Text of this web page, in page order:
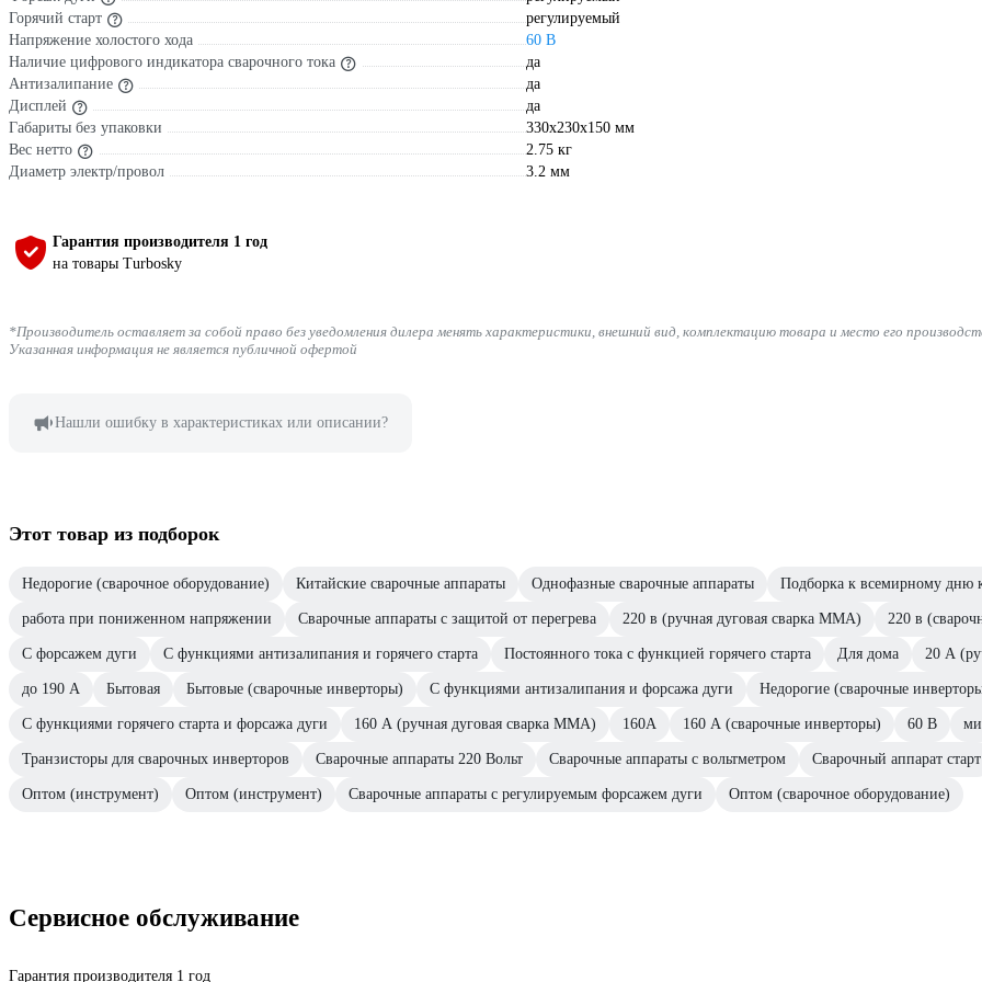
Горячий старт
регулируемый
Напряжение холостого хода
60 В
Наличие цифрового индикатора сварочного тока
да
Антизалипание
да
Дисплей
да
Габариты без упаковки
330x230x150 мм
Вес нетто
2.75 кг
Диаметр электр/провол
3.2 мм
Гарантия производителя 1 год
на товары Turbosky
*Производитель оставляет за собой право без уведомления дилера менять характеристики, внешний вид, комплектацию товара и место его
Указанная информация не является публичной офертой
Нашли ошибку в характеристиках или описании?
Этот товар из подборок
Недорогие (сварочное оборудование) Китайские сварочные аппараты Однофазные сварочные аппараты Подборка к всемирному дню
работа при пониженном напряжении Сварочные аппараты с защитой от перегрева 220 в (ручная дуговая сварка MMA) 220 в
С форсажем дуги С функциями антизалипания и горячего старта Постоянного тока с функцией горячего старта Для дома 20 А
до 190 А Бытовая Бытовые (сварочные инверторы) С функциями антизалипания и форсажа дуги Недорогие (сварочные
С функциями горячего старта и форсажа дуги 160 А (ручная дуговая сварка MMA) 160А 160 А (сварочные инверторы) 60 В
Транзисторы для сварочных инверторов Сварочные аппараты 220 Вольт Сварочные аппараты с вольтметром Сварочный аппарат старт
Оптом (инструмент) Оптом (инструмент) Сварочные аппараты с регулируемым форсажем дуги Оптом (сварочное оборудование)
Сервисное обслуживание
Гарантия производителя 1 год